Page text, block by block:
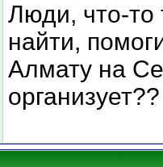
Люди, что-то
найти,
Алмату на
организует??